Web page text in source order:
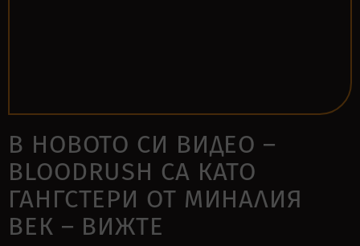
В НОВОТО СИ ВИДЕО –
BLOODRUSH СА КАТО
ГАНГСТЕРИ ОТ МИНАЛИЯ
ВЕК – ВИЖТЕ